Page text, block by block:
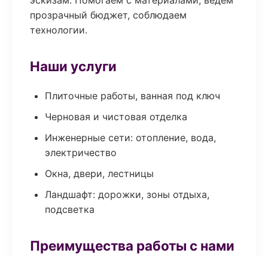
прозрачный бюджет, соблюдаем
технологии.
Наши услуги
Плиточные работы, ванная под ключ
Черновая и чистовая отделка
Инженерные сети: отопление, вода,
электричество
Окна, двери, лестницы
Ландшафт: дорожки, зоны отдыха,
подсветка
Преимущества работы с нами